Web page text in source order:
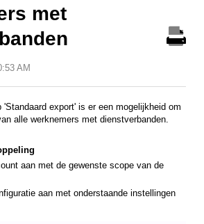
met
AM
'Standaard export' is er een mogelijkheid om
alle werknemers met dienstverbanden.
aan met de gewenste scope van de
aan met onderstaande instellingen